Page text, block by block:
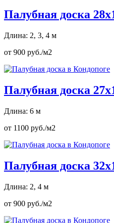
Палубная доска
Длина: 2, 3, 4 м
от 900 руб./м2
Палубная доска
Длина: 6 м
от 1100 руб./м2
Палубная доска
Длина: 2, 4 м
от 900 руб./м2